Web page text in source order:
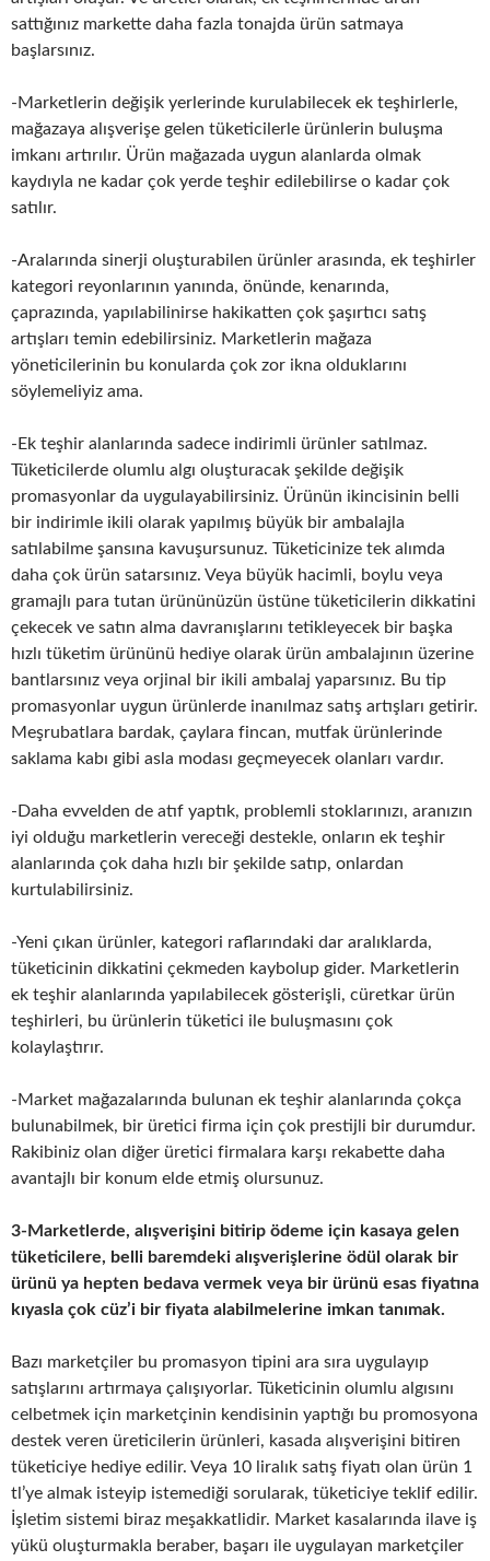
sattığınız markette daha fazla tonajda ürün satmaya
başlarsınız.
-Marketlerin değişik yerlerinde kurulabilecek ek teşhirlerle,
mağazaya alışverişe gelen tüketicilerle ürünlerin buluşma
imkanı artırılır. Ürün mağazada uygun alanlarda olmak
kaydıyla ne kadar çok yerde teşhir edilebilirse o kadar çok
satılır.
-Aralarında sinerji oluşturabilen ürünler arasında, ek teşhirler
kategori reyonlarının yanında, önünde, kenarında,
çaprazında, yapılabilinirse hakikatten çok şaşırtıcı satış
artışları temin edebilirsiniz. Marketlerin mağaza
yöneticilerinin bu konularda çok zor ikna olduklarını
söylemeliyiz ama.
-Ek teşhir alanlarında sadece indirimli ürünler satılmaz.
Tüketicilerde olumlu algı oluşturacak şekilde değişik
promasyonlar da uygulayabilirsiniz. Ürünün ikincisinin belli
bir indirimle ikili olarak yapılmış büyük bir ambalajla
satılabilme şansına kavuşursunuz. Tüketicinize tek alımda
daha çok ürün satarsınız. Veya büyük hacimli, boylu veya
gramajlı para tutan ürününüzün üstüne tüketicilerin dikkatini
çekecek ve satın alma davranışlarını tetikleyecek bir başka
hızlı tüketim ürününü hediye olarak ürün ambalajının üzerine
bantlarsınız veya orjinal bir ikili ambalaj yaparsınız. Bu tip
promasyonlar uygun ürünlerde inanılmaz satış artışları getirir.
Meşrubatlara bardak, çaylara fincan, mutfak ürünlerinde
saklama kabı gibi asla modası geçmeyecek olanları vardır.
-Daha evvelden de atıf yaptık, problemli stoklarınızı, aranızın
iyi olduğu marketlerin vereceği destekle, onların ek teşhir
alanlarında çok daha hızlı bir şekilde satıp, onlardan
kurtulabilirsiniz.
-Yeni çıkan ürünler, kategori raflarındaki dar aralıklarda,
tüketicinin dikkatini çekmeden kaybolup gider. Marketlerin
ek teşhir alanlarında yapılabilecek gösterişli, cüretkar ürün
teşhirleri, bu ürünlerin tüketici ile buluşmasını çok
kolaylaştırır.
-Market mağazalarında bulunan ek teşhir alanlarında çokça
bulunabilmek, bir üretici firma için çok prestijli bir durumdur.
Rakibiniz olan diğer üretici firmalara karşı rekabette daha
avantajlı bir konum elde etmiş olursunuz.
3-Marketlerde, alışverişini bitirip ödeme için kasaya gelen
tüketicilere, belli baremdeki alışverişlerine ödül olarak bir
ürünü ya hepten bedava vermek veya bir ürünü esas fiyatına
kıyasla çok cüz’i bir fiyata alabilmelerine imkan tanımak.
Bazı marketçiler bu promasyon tipini ara sıra uygulayıp
satışlarını artırmaya çalışıyorlar. Tüketicinin olumlu algısını
celbetmek için marketçinin kendisinin yaptığı bu promosyona
destek veren üreticilerin ürünleri, kasada alışverişini bitiren
tüketiciye hediye edilir. Veya 10 liralık satış fiyatı olan ürün 1
tl’ye almak isteyip istemediği sorularak, tüketiciye teklif edilir.
İşletim sistemi biraz meşakkatlidir. Market kasalarında ilave iş
yükü oluşturmakla beraber, başarı ile uygulayan marketçiler